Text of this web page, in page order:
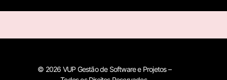
© 2026 VUP Gestão de Software e Projetos –